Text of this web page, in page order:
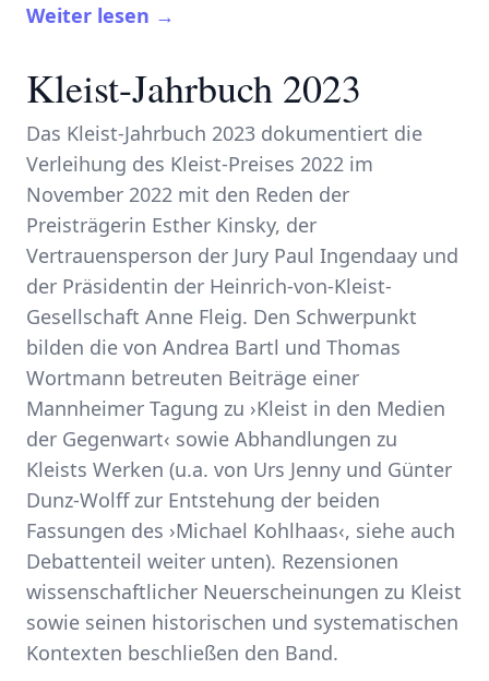
Weiter lesen →
Kleist-Jahrbuch 2023
Das Kleist-Jahrbuch 2023 dokumentiert die
Verleihung des Kleist-Preises 2022 im
November 2022 mit den Reden der
Preisträgerin Esther Kinsky, der
Vertrauensperson der Jury Paul Ingendaay und
der Präsidentin der Heinrich-von-Kleist-
Gesellschaft Anne Fleig. Den Schwerpunkt
bilden die von Andrea Bartl und Thomas
Wortmann betreuten Beiträge einer
Mannheimer Tagung zu ›Kleist in den Medien
der Gegenwart‹ sowie Abhandlungen zu
Kleists Werken (u.a. von Urs Jenny und Günter
Dunz-Wolff zur Entstehung der beiden
Fassungen des ›Michael Kohlhaas‹, siehe auch
Debattenteil weiter unten). Rezensionen
wissenschaftlicher Neuerscheinungen zu Kleist
sowie seinen historischen und systematischen
Kontexten beschließen den Band.